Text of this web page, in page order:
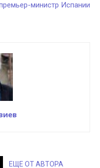
министр Испании
ЕЩЕ ОТ АВТОРА